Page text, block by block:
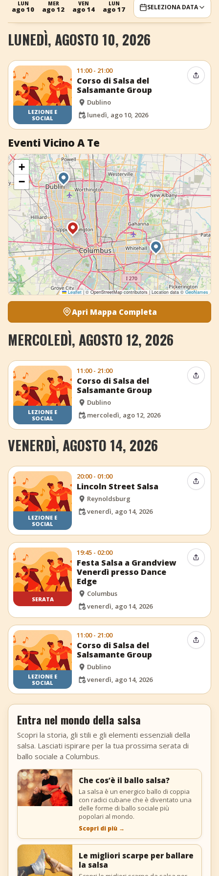
+ Aggiungi evento
LUN
ago 10
MER
ago 12
VEN
ago 14
LUN
ago 17
MER
ago 19 ago 21
SELEZIONA DATA
LUNEDÌ, AGOSTO 10, 2026
LEZIONE E
SOCIAL
11:00 - 21:00
Corso di Salsa del
Salsamante Group
Dublino
lunedì, ago 10, 2026
Eventi Vicino A Te
+
−
Leaflet |© OpenStreetMap contributors | Location data ©GeoNames
Apri Mappa Completa
MERCOLEDÌ, AGOSTO 12, 2026
LEZIONE E
SOCIAL
11:00 - 21:00
Corso di Salsa del
Salsamante Group
Dublino
mercoledì, ago 12, 2026
VENERDÌ, AGOSTO 14, 2026
LEZIONE E
SOCIAL
20:00 - 01:00
Lincoln Street Salsa
Reynoldsburg
venerdì, ago 14, 2026
SERATA
19:45 - 02:00
Festa Salsa a Grandview
Venerdì presso Dance
Edge
Columbus
venerdì, ago 14, 2026
LEZIONE E
SOCIAL
11:00 - 21:00
Corso di Salsa del
Salsamante Group
Dublino
venerdì, ago 14, 2026
Entra nel mondo della salsa
Scopri la storia, gli stili e gli elementi essenziali della
salsa. Lasciati ispirare per la tua prossima serata di
ballo sociale a Columbus.
Che cos’è il ballo salsa?
La salsa è un energico ballo di coppia
con radici cubane che è diventato una
delle forme di ballo sociale più
popolari al mondo.
Scopri di più →
Le migliori scarpe per ballare
la salsa